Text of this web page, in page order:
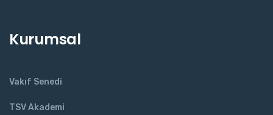
Kurumsal
Vakıf Senedi
TSV Akademi